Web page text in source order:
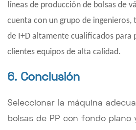
líneas de producción de bolsas de
cuenta con un grupo de ingenieros,
de I+D altamente cualificados para
clientes equipos de alta calidad.
6. Conclusión
Seleccionar la máquina
bolsas de PP con fondo plano